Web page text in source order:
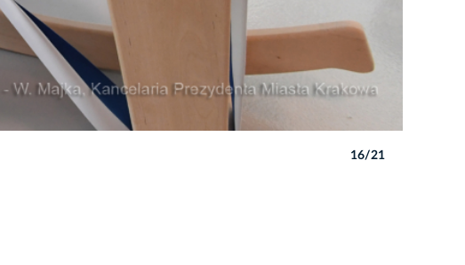
16/21